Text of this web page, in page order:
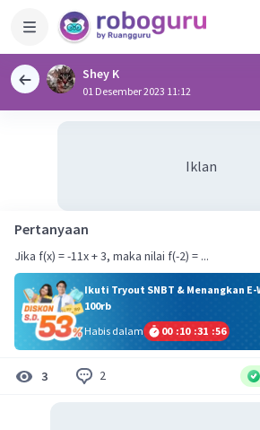
Shey K
01 Desember 2023 11:12
Iklan
Pertanyaan
Jika f(x) = -11x + 3, maka nilai f(-2) = ...
Ikuti Tryout SNBT & Menangkan
100rb
Habis dalam
00 :10 :31 :56
3 2